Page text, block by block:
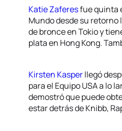
Katie Zaferesfue quinta
Mundo desde su retorno
de bronce en Tokio y
plata en Hong Kong.
Kirsten Kasperllegó
para el Equipo USA a lo
demostró que puede
estar detrás de Knibb,